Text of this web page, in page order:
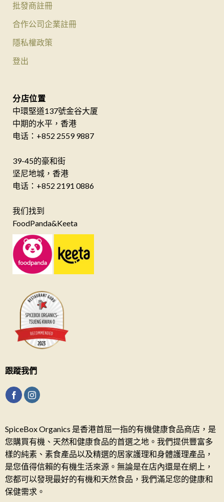
批發商註冊
合作公司企業註冊
隱私權政策
登出
分店位置
中環堅道137號金谷大厦
中期的水平，香港
电话：+852 2559 9887
39-45的豪和街
坚尼地城，香港
电话：+852 2191 0886
我们找到
FoodPanda&Keeta
跟蹤我們
SpiceBox Organics 是香港首屈一指的有機健康食品商店，是
您購買有機、天然和健康食品的首選之地。我們提供豐富多
樣的純素、素食產品以及精選的居家護理和身體護理產品，
是您值得信賴的有機生活來源。無論是在店內還是在網上，
您都可以發現最好的有機和天然食品，我們滿足您的健康和
保健需求。